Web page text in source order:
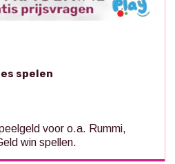
spelen
voor o.a. Rummi,
win spellen.